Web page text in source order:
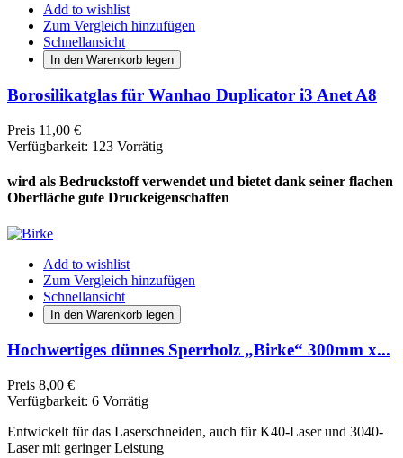
Add to wishlist
Zum Vergleich hinzufügen
Schnellansicht
In den Warenkorb legen
Borosilikatglas für Wanhao Duplicator i3 Anet A8
Preis 11,00 €
Verfügbarkeit: 123 Vorrätig
wird als Bedruckstoff verwendet und bietet dank seiner flachen
Oberfläche gute Druckeigenschaften
Add to wishlist
Zum Vergleich hinzufügen
Schnellansicht
In den Warenkorb legen
Hochwertiges dünnes Sperrholz „Birke“ 300mm x...
Preis 8,00 €
Verfügbarkeit: 6 Vorrätig
Entwickelt für das Laserschneiden, auch für K40-Laser und 3040-
Laser mit geringer Leistung